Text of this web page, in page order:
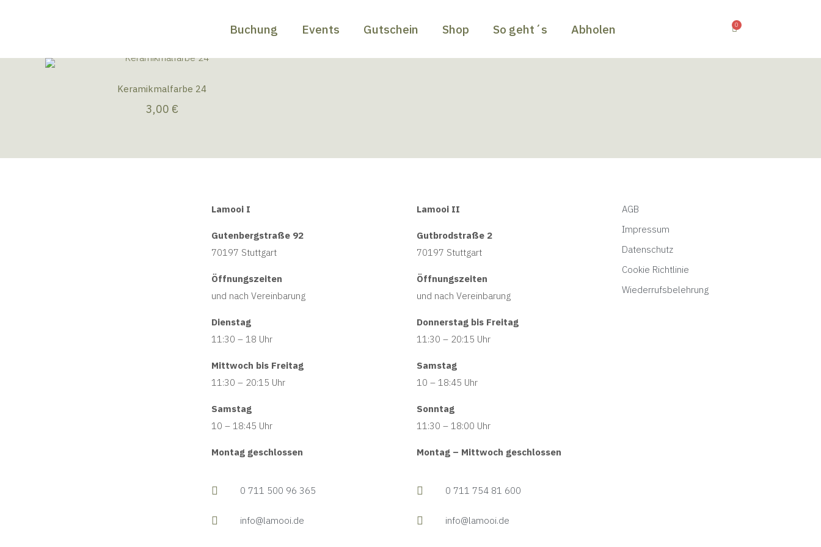
Buchung Events Gutschein Shop So geht´s Abholen 0
Keramikmalfarbe 24
3,00 €
Lamooi I
Gutenbergstraße 92
70197 Stuttgart
Öffnungszeiten
und nach Vereinbarung
Dienstag
11:30 – 18 Uhr
Mittwoch bis Freitag
11:30 – 20:15 Uhr
Samstag
10 – 18:45 Uhr
Montag geschlossen
0 711 500 96 365
info@lamooi.de
Lamooi II
Gutbrodstraße 2
70197 Stuttgart
Öffnungszeiten
und nach Vereinbarung
Donnerstag bis Freitag
11:30 – 20:15 Uhr
Samstag
10 – 18:45 Uhr
Sonntag
11:30 – 18:00 Uhr
Montag – Mittwoch geschlossen
0 711 754 81 600
info@lamooi.de
AGB
Impressum
Datenschutz
Cookie Richtlinie
Wiederrufsbelehrung